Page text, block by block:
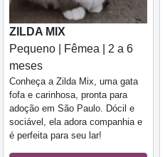
ZILDA MIX
Pequeno | Fêmea | 2 a 6
meses
Conheça a Zilda Mix, uma gata
fofa e carinhosa, pronta para
adoção em São Paulo. Dócil e
sociável, ela adora companhia e
é perfeita para seu lar!